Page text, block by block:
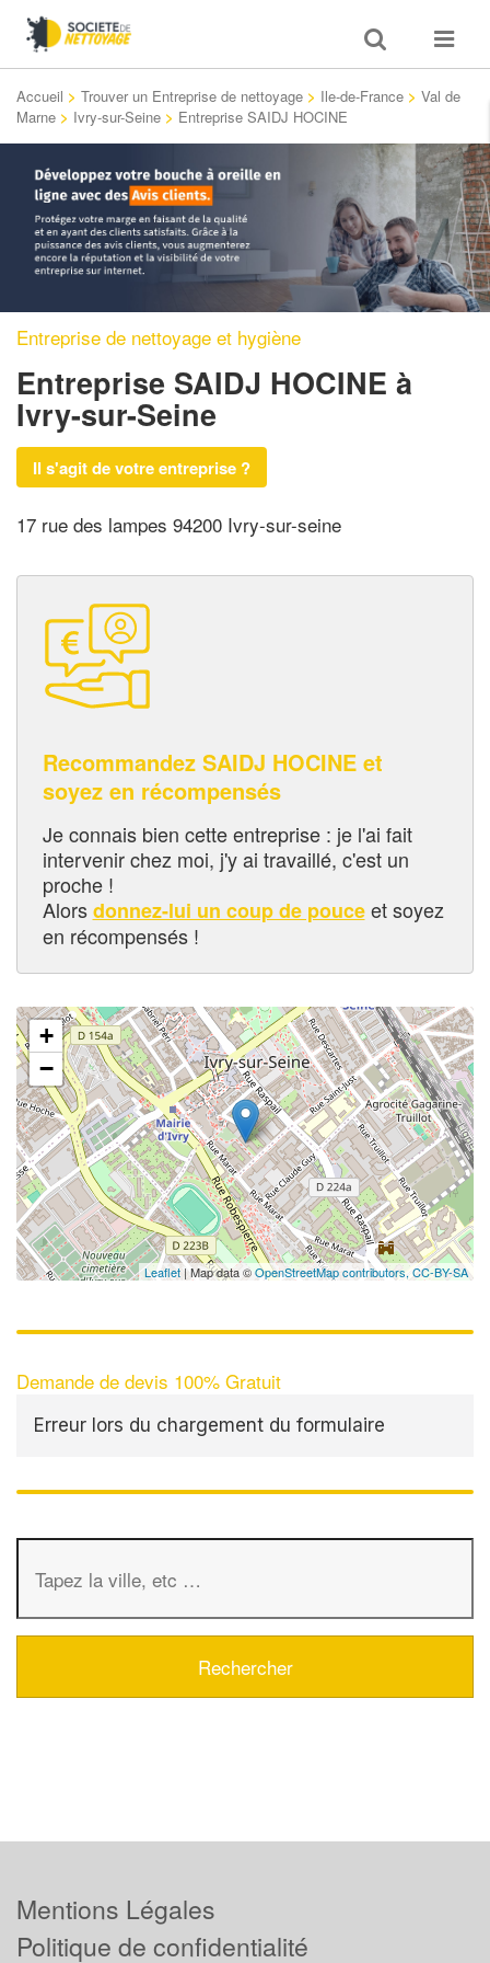
Toggle
search
Toggle
Accueil > Trouver un Entreprise de nettoyage > Ile-de-France > Val de
Marne > Ivry-sur-Seine > Entreprise SAIDJ HOCINE
Entreprise de nettoyage et hygiène
Entreprise SAIDJ HOCINE à
Ivry-sur-Seine
Il s'agit de votre entreprise ?
17 rue des lampes 94200 Ivry-sur-seine
Recommandez SAIDJ HOCINE et
soyez en récompensés
Je connais bien cette entreprise : je l'ai fait
intervenir chez moi, j'y ai travaillé, c'est un
proche !
Alorsdonnez-lui un coup de pouceet soyez
en récompensés !
+
−
Leaflet | Map data ©OpenStreetMap contributors,CC-BY-SA
Demande de devis 100% Gratuit
Erreur lors du chargement du formulaire
Mentions Légales
Politique de confidentialité